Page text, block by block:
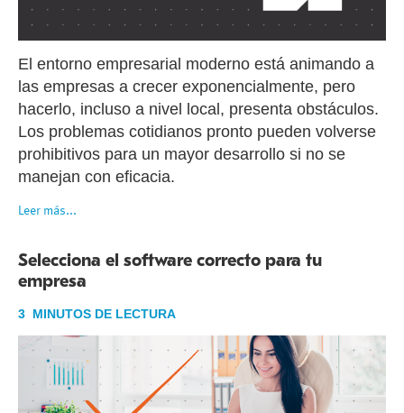
El entorno empresarial moderno está animando a
las empresas a crecer exponencialmente, pero
hacerlo, incluso a nivel local, presenta obstáculos.
Los problemas cotidianos pronto pueden volverse
prohibitivos para un mayor desarrollo si no se
manejan con eficacia.
Leer más...
Selecciona el software correcto para tu
empresa
3 MINUTOS DE LECTURA